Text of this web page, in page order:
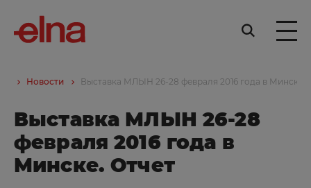
Новости Выставка МЛЫН 26-28 февраля 2016 года в Минске.
Выставка МЛЫН 26-28
февраля 2016 года в
Минске. Отчет